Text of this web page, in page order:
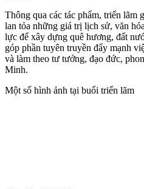
Thông qua các tác phẩm, triển lãm
lan tỏa những giá trị lịch sử, văn
lực để xây dựng quê hương, đất
góp phần tuyên truyền đẩy mạnh
và làm theo tư tưởng, đạo đức,
Minh.
Một số hình ảnh tại buổi triển lãm